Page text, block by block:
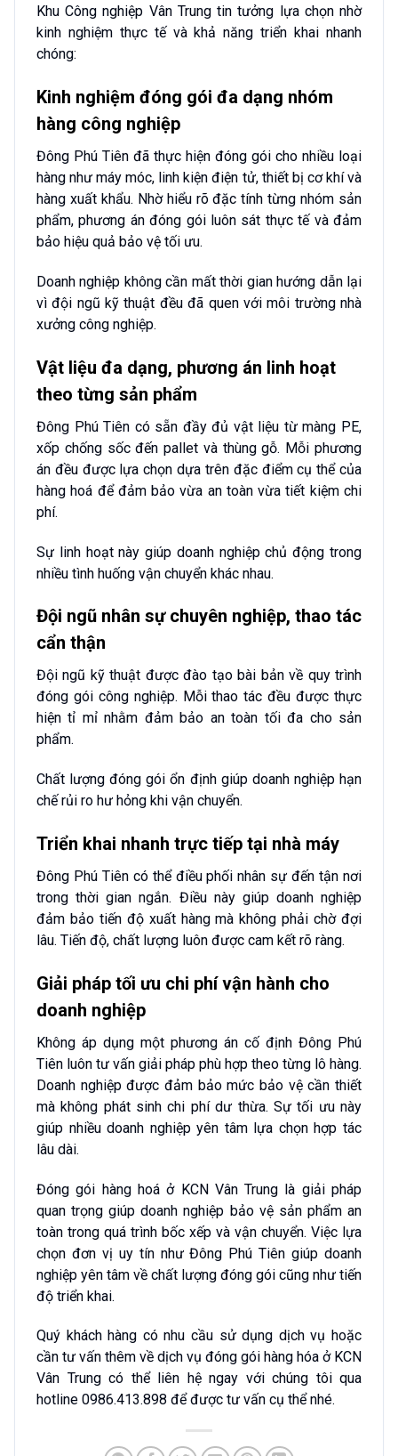
Khu Công nghiệp Vân Trung tin tưởng lựa chọn nhờ
kinh nghiệm thực tế và khả năng triển khai nhanh
chóng:
Kinh nghiệm đóng gói đa dạng nhóm
hàng công nghiệp
Đông Phú Tiên đã thực hiện đóng gói cho nhiều loại
hàng như máy móc, linh kiện điện tử, thiết bị cơ khí và
hàng xuất khẩu. Nhờ hiểu rõ đặc tính từng nhóm sản
phẩm, phương án đóng gói luôn sát thực tế và đảm
bảo hiệu quả bảo vệ tối ưu.
Doanh nghiệp không cần mất thời gian hướng dẫn lại
vì đội ngũ kỹ thuật đều đã quen với môi trường nhà
xưởng công nghiệp.
Vật liệu đa dạng, phương án linh hoạt
theo từng sản phẩm
Đông Phú Tiên có sẵn đầy đủ vật liệu từ màng PE,
xốp chống sốc đến pallet và thùng gỗ. Mỗi phương
án đều được lựa chọn dựa trên đặc điểm cụ thể của
hàng hoá để đảm bảo vừa an toàn vừa tiết kiệm chi
phí.
Sự linh hoạt này giúp doanh nghiệp chủ động trong
nhiều tình huống vận chuyển khác nhau.
Đội ngũ nhân sự chuyên nghiệp, thao tác
cẩn thận
Đội ngũ kỹ thuật được đào tạo bài bản về quy trình
đóng gói công nghiệp. Mỗi thao tác đều được thực
hiện tỉ mỉ nhằm đảm bảo an toàn tối đa cho sản
phẩm.
Chất lượng đóng gói ổn định giúp doanh nghiệp hạn
chế rủi ro hư hỏng khi vận chuyển.
Triển khai nhanh trực tiếp tại nhà máy
Đông Phú Tiên có thể điều phối nhân sự đến tận nơi
trong thời gian ngắn. Điều này giúp doanh nghiệp
đảm bảo tiến độ xuất hàng mà không phải chờ đợi
lâu. Tiến độ, chất lượng luôn được cam kết rõ ràng.
Giải pháp tối ưu chi phí vận hành cho
doanh nghiệp
Không áp dụng một phương án cố định Đông Phú
Tiên luôn tư vấn giải pháp phù hợp theo từng lô hàng.
Doanh nghiệp được đảm bảo mức bảo vệ cần thiết
mà không phát sinh chi phí dư thừa. Sự tối ưu này
giúp nhiều doanh nghiệp yên tâm lựa chọn hợp tác
lâu dài.
Đóng gói hàng hoá ở KCN Vân Trung là giải pháp
quan trọng giúp doanh nghiệp bảo vệ sản phẩm an
toàn trong quá trình bốc xếp và vận chuyển. Việc lựa
chọn đơn vị uy tín như Đông Phú Tiên giúp doanh
nghiệp yên tâm về chất lượng đóng gói cũng như tiến
độ triển khai.
Quý khách hàng có nhu cầu sử dụng dịch vụ hoặc
cần tư vấn thêm về dịch vụ đóng gói hàng hóa ở KCN
Vân Trung có thể liên hệ ngay với chúng tôi qua
hotline 0986.413.898 để được tư vấn cụ thể nhé.